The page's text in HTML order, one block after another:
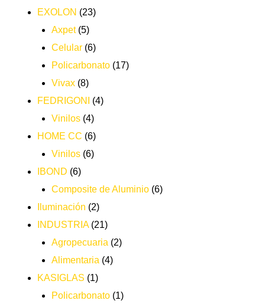
EXOLON (23)
Axpet(5)
Celular (6)
Policarbonato (17)
Vivax (8)
FEDRIGONI
(4)
Vinilos (4)
HOME CC (6)
Vinilos (6)
IBOND (6)
Composite de Aluminio (6)
Iluminación (2)
INDUSTRIA(21)
Agropecuaria (2)
Alimentaria (4)
KASIGLAS (1)
Policarbonato (1)